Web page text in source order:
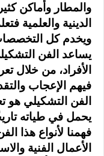
والمطار وأماكن
الدينية والعلمية
ويخدم كل
يساعد الفن
الأفراد، من خلال
فيهم الإعجاب
الفن التشكيلي هو
يحمل في طياته
فهمنا لأنواع هذا
الأعمال الفنية